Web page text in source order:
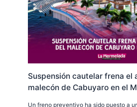
Suspensión cautelar frena el
malecón de Cabuyaro en el
Un freno preventivo ha sido puesto a